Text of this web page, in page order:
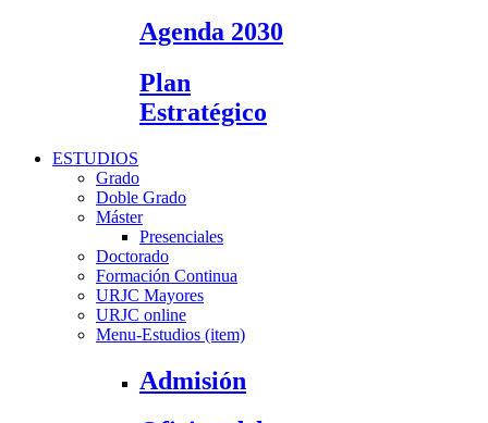
Agenda 2030
Plan
Estratégico
ESTUDIOS
Grado
Doble Grado
Máster
Presenciales
Doctorado
Formación Continua
URJC Mayores
URJC online
Menu-Estudios (item)
Admisión